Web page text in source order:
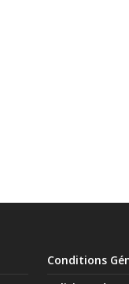
Conditions